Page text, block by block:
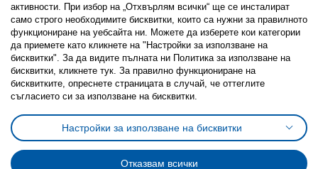
FacebookTwitterYoutubePinterestInstagram
Политика за използване на бисквитки (Cookies)
Избор на настройки за използване на бисквитки
Условия за ползване на ikea.bgОбща политика за личните данни
Политика за защита на личните данни на ikea.bg
Общи условия на програма IKEA Family
активности. При избор на „Отхвърлям всички“ ще се инсталират
само строго необходимитe бисквитки, които са нужни за правилното
функциониране на уебсайта ни. Можете да изберете кои категории
да приемете като кликнете на "Настройки за използване на
бисквитки". За да видите пълната ни Политика за използване на
бисквитки, кликнете тук. За правилно функциониране на
бисквитките, опреснете страницата в случай, че оттеглите
съгласието си за използване на бисквитки.
Настройки за използване на бисквитки
Отказвам всички